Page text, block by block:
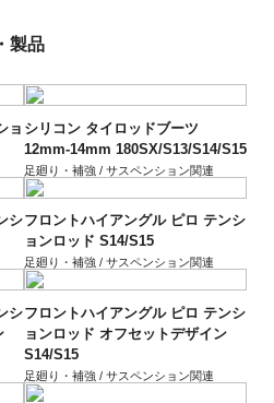
製品
ョ シリコン タイロッドブーツ
12mm-14mm 180SX/S13/S14/S15
足廻り・補強 / サスペンション関連
シフロントハイアングル ピロ テンシ
ョンロッド S14/S15
足廻り・補強 / サスペンション関連
シフロントハイアングル ピロ テンシ
ョンロッド オフセットデザイン
S14/S15
足廻り・補強 / サスペンション関連